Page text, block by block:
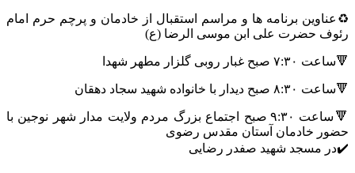
♻️عناوین برنامه ها و مراسم استقبال از خادمان و پرچم حرم امام
رئوف حضرت علی ابن موسی الرضا (ع)
🔻ساعت ۷:۳۰ صبح غبار روبی گلزار مطهر شهدا
🔻ساعت ۸:۳۰ صبح دیدار با خانواده شهید سجاد دهقان
🔻ساعت ۹:۳۰ صبح اجتماع بزرگ مردم ولایت مدار شهر نوجین با
حضور خادمان آستان مقدس رضوی
✔️در مسجد شهید صفدر رضایی